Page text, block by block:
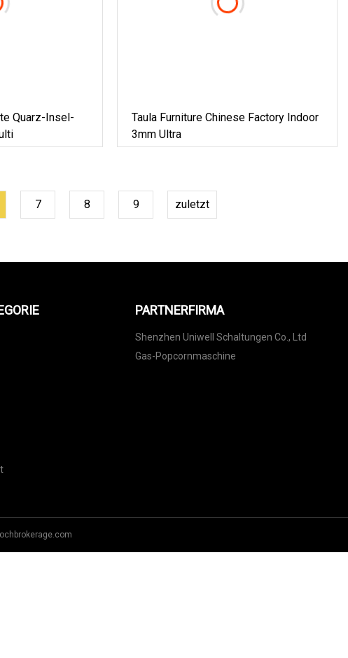
Quarz-Insel-
Taula Furniture Chinese Factory Indoor
3mm Ultra
7 8 9 zuletzt
PARTNERFIRMA
Shenzhen Uniwell Schaltungen Co., Ltd
Gas-Popcornmaschine